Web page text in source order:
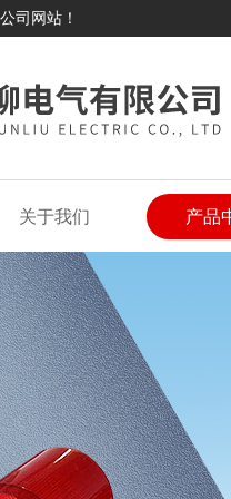
司网站！
关于我们 产品